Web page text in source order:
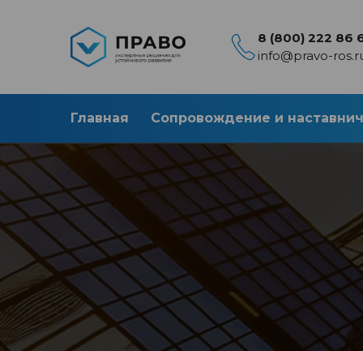
8 (800) 222 86
info@pravo-
Главная Сопровождение и